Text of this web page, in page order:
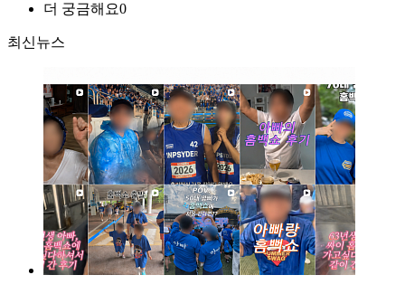
더 궁금해요0
최신뉴스